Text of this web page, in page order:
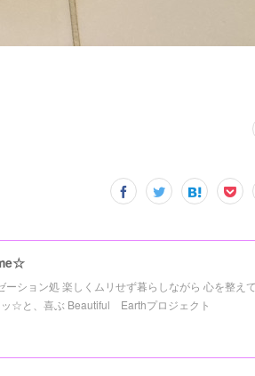
ション処 楽しくムリせず暮らしながら 心を整えて
☆と、喜ぶ Beautiful Earthプロジェクト